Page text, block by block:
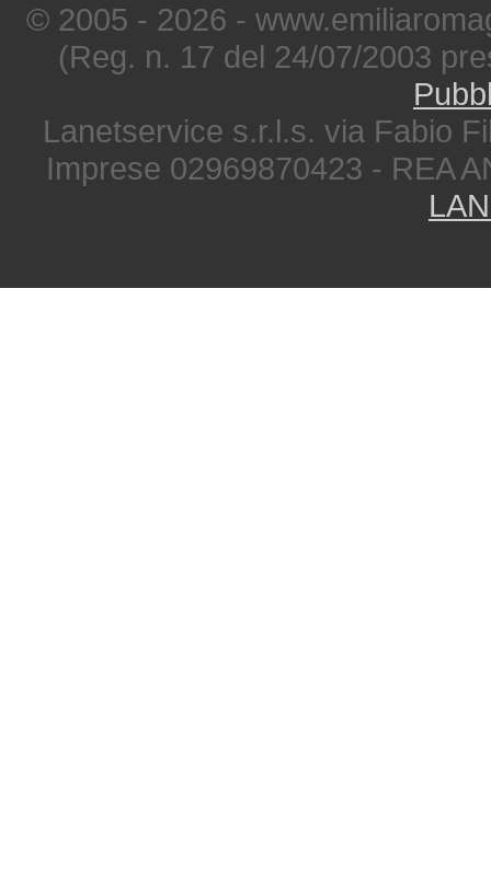
© 2005 - 2026 -
(Reg. n. 17 del 24/07/2003
Lanetservice s.r.l.s. via Fabio
Imprese 02969870423 - REA